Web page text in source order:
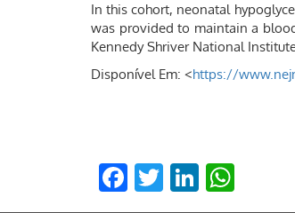
In this cohort, neonatal
was provided to maintain a
Kennedy Shriver National
Disponível Em: <https://
Facebook
TwitterLinkedIn